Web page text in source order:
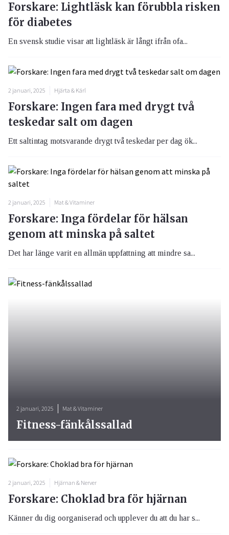
Forskare: Lightläsk kan förubbla risken
för diabetes
En svensk studie visar att lightläsk är långt ifrån ofa...
2 januari, 2025 Hjärta & Kärl
Forskare: Ingen fara med drygt två
teskedar salt om dagen
Ett saltintag motsvarande drygt två teskedar per dag ök...
2 januari, 2025 Mat & Vitaminer
Forskare: Inga fördelar för hälsan
genom att minska på saltet
Det har länge varit en allmän uppfattning att mindre sa...
2 januari, 2025 Hjärnan & Nerver
Forskare: Choklad bra för hjärnan
Känner du dig oorganiserad och upplever du att du har s...
2 januari, 2025 Mat & Vitaminer
Fitness-fänkålssallad